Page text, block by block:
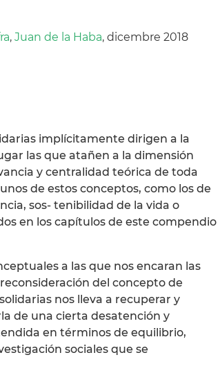
, Juan de la Haba, dicembre 2018
implícitamente dirigen a la
las que atañen a la dimensión
y centralidad teórica de toda
de estos conceptos, como los de
sos- tenibilidad de la vida o
en los capítulos de este compendio
a las que nos encaran las
del concepto de
nos lleva a recuperar y
de una cierta desatención y
en términos de equilibrio,
sociales que se